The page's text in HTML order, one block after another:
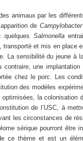
animaux par les
de Campylobacter
quelques Salmonella
transporté et mis en place
La sensibilité du jeune à
contraire, une
chez le porc. Les
des modèles
la colonisation
de l’USC, à
les circonstances de
sérique pourront être
ce thème et est un